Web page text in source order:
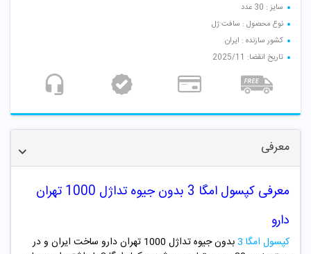
سایز : 30 عدد
نوع محصول : سافت ژل
کشور سازنده : ایران
تاریخ انقضا: 2025/11
معرفی
معرفی کپسول امگا 3 بدون جیوه تداژل 1000 تهران
دارو
کپسول امگا 3
بدون جیوه تداژل 1000 تهران دارو ساخت ایران و در